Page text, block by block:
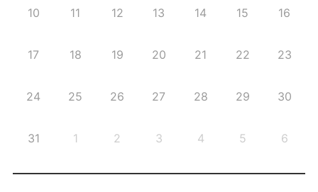
10 11 12 13 14 15 16
17 18 19 20 21 22 23
24 25 26 27 28 29 30
31 1 2 3 4 5 6